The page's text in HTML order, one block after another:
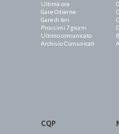
Ultima ora
Gare Odierne
Gare di Ieri
Prossimi 7 giorni
Ultimo comunicato
Archivio Comunicati
CQP